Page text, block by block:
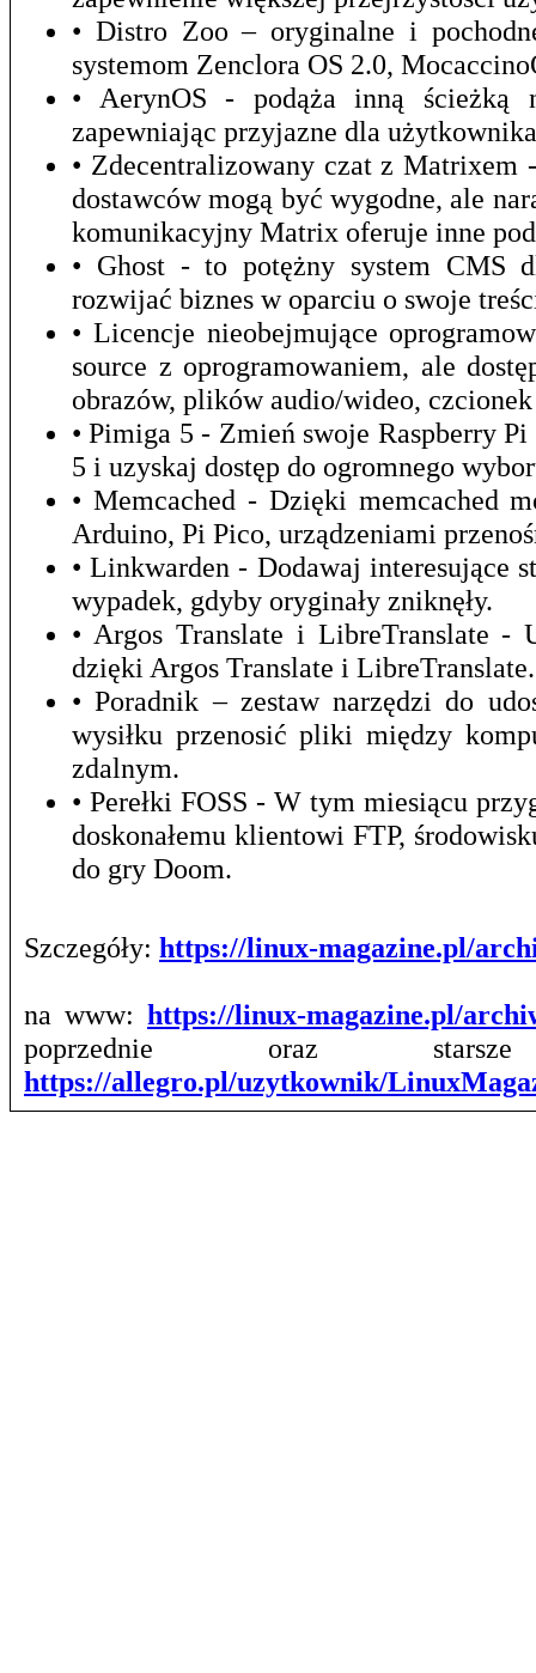
• Distro Zoo – oryginalne i
systemom Zenclora OS 2.0,
• AerynOS - podąża inną ścieżką
zapewniając przyjazne dla
• Zdecentralizowany czat z
dostawców mogą być wygodne, ale
komunikacyjny Matrix oferuje inne
• Ghost - to potężny system CMS
rozwijać biznes w oparciu o swoje
• Licencje nieobejmujące
source z oprogramowaniem, ale
obrazów, plików audio/wideo,
• Pimiga 5 - Zmień swoje Raspberry
5 i uzyskaj dostęp do ogromnego
• Memcached - Dzięki memcached
Arduino, Pi Pico, urządzeniami
• Linkwarden - Dodawaj interesujące
wypadek, gdyby oryginały zniknęły.
• Argos Translate i LibreTranslate -
dzięki Argos Translate i LibreTranslate.
• Poradnik – zestaw narzędzi do
wysiłku przenosić pliki między
zdalnym.
• Perełki FOSS - W tym miesiącu
doskonałemu klientowi FTP,
do gry Doom.
Szczegóły: https://linux-magazine.pl/
na www: https://linux-magazine.pl/
poprzednie oraz
https://allegro.pl/uzytkownik/